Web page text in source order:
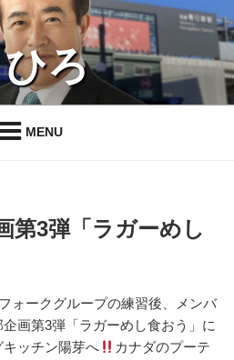
ろ
MENU
第3弾「ラガーめし
ォークグループの練習後、メンバ
画第3弾「ラガーめし食おう」に
ッチン陽芽へ
カナダのプーテ